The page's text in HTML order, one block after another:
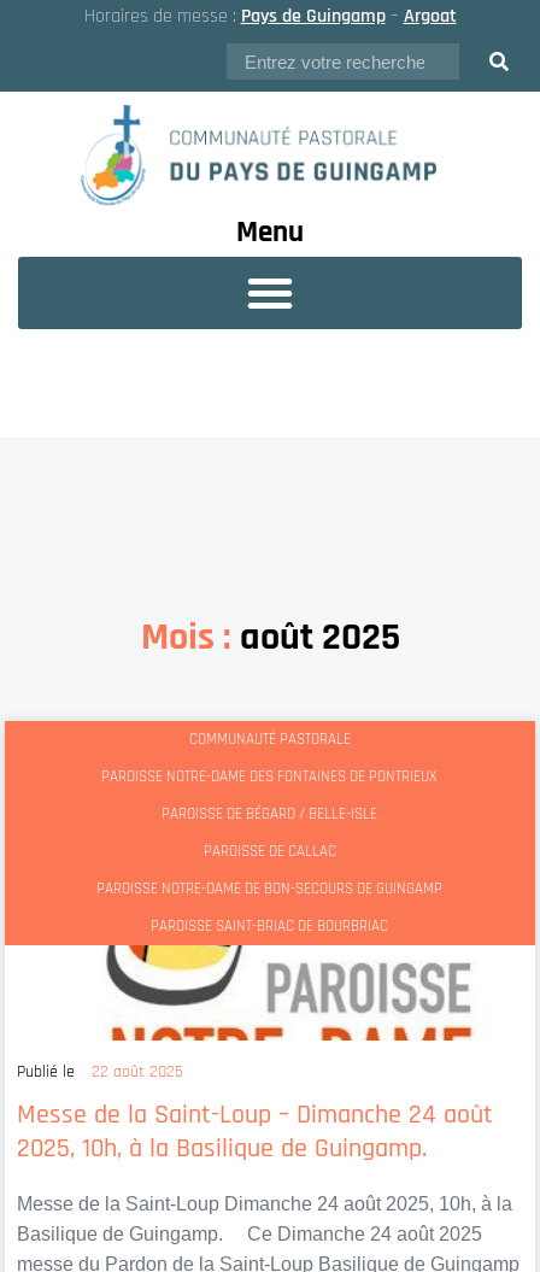
Horaires de messe : Pays de Guingamp– Argoat
Menu
Mois : août 2025
COMMUNAUTÉ PASTORALE
PAROISSE NOTRE-DAME DES FONTAINES DE PONTRIEUX
PAROISSE DE BÉGARD / BELLE-ISLE
PAROISSE DE CALLAC
PAROISSE NOTRE-DAME DE BON-SECOURS DE GUINGAMP
PAROISSE SAINT-BRIAC DE BOURBRIAC
Messe de la Saint-Loup – Dimanche 24 août
2025, 10h, à la Basilique de Guingamp.
Publié le 22 août 2025
Messe de la Saint-Loup Dimanche 24 août 2025, 10h, à la
Basilique de Guingamp. Ce Dimanche 24 août 2025
messe du Pardon de la Saint-Loup Basilique de Guingamp